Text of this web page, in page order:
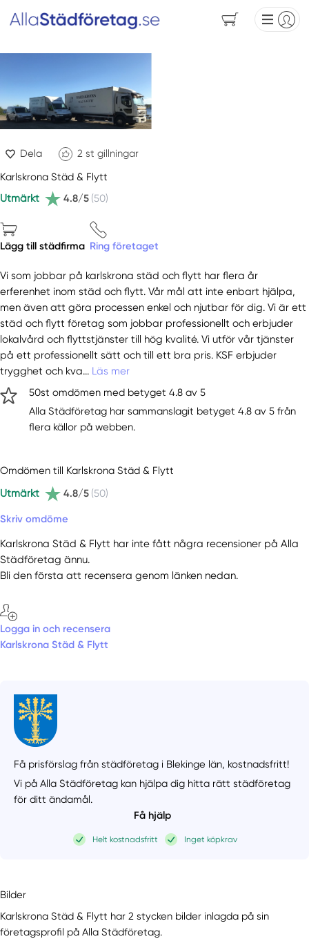
Dela 2 st gillningar
Karlskrona Städ & Flytt
Utmärkt
4.8/5 (50)
Lägg till städfirma Ring företaget
Vi som jobbar på karlskrona städ och flytt har flera år
erferenhet inom städ och flytt. Vår mål att inte enbart hjälpa,
men även att göra processen enkel och njutbar för dig. Vi är ett
städ och flytt företag som jobbar professionellt och erbjuder
lokalvård och flyttstjänster till hög kvalité. Vi utför vår tjänster
på ett professionellt sätt och till ett bra pris. KSF erbjuder
trygghet och kva... Läs mer
50st omdömen med betyget 4.8 av 5
Alla Städföretag har sammanslagit betyget 4.8 av 5 från
flera källor på webben.
Omdömen till Karlskrona Städ & Flytt
Utmärkt
4.8/5 (50)
Skriv omdöme
Karlskrona Städ & Flytt har inte fått några recensioner på Alla
Städföretag ännu.
Bli den första att recensera genom länken nedan.
Logga in och recensera
Karlskrona Städ & Flytt
Få prisförslag från städföretag i Blekinge län, kostnadsfritt!
Vi på Alla Städföretag kan hjälpa dig hitta rätt städföretag
för ditt ändamål.
Få hjälp
Helt kostnadsfritt Inget köpkrav
Bilder
Karlskrona Städ & Flytt har 2 stycken bilder inlagda på sin
företagsprofil på Alla Städföretag.